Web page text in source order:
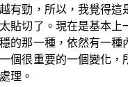
越有勁，所以，我覺得這
太貼切了。現在是基本上
穩的那一種，依然有一種
一個很重要的一個變化，
處理。